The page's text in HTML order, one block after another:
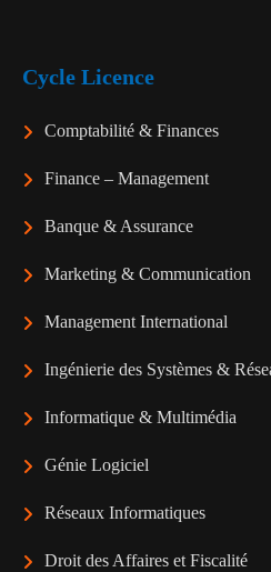
Cycle Licence
Comptabilité & Finances
Finance – Management
Banque & Assurance
Marketing & Communication
Management International
Ingénierie des Systèmes &
Informatique & Multimédia
Génie Logiciel
Réseaux Informatiques
Droit des Affaires et Fiscalité